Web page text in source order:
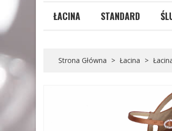
ŁACINA STANDARD
Strona Główna > Łacina >